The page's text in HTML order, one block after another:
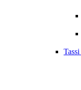
Tassi